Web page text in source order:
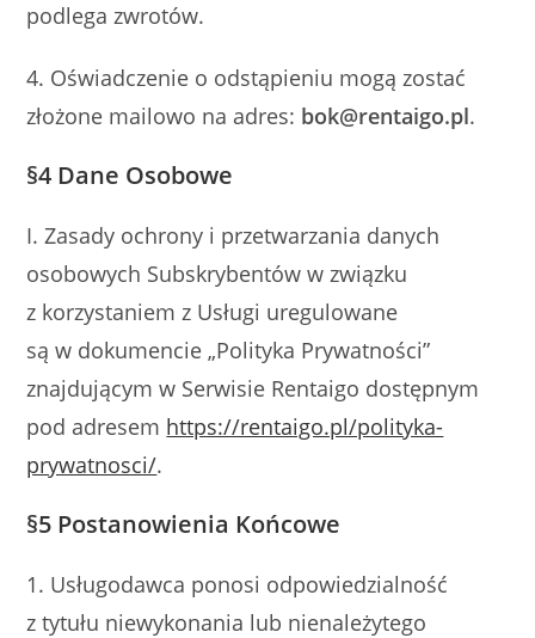
podlega zwrotów.
4. Oświadczenie o odstąpieniu mogą zostać
złożone mailowo na adres: bok@rentaigo.pl.
§4 Dane Osobowe
I. Zasady ochrony i przetwarzania danych
osobowych Subskrybentów w związku
z korzystaniem z Usługi uregulowane
są w dokumencie „Polityka Prywatności”
znajdującym w Serwisie Rentaigo dostępnym
pod adresem https://rentaigo.pl/polityka-
prywatnosci/.
§5 Postanowienia Końcowe
1. Usługodawca ponosi odpowiedzialność
z tytułu niewykonania lub nienależytego